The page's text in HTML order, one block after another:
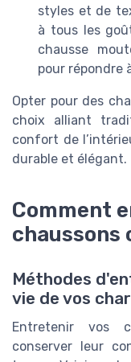
styles et de
à tous les
chausse
pour répondre
Opter pour des
choix alliant
confort de
durable et élégant.
Comment
chaussons
Méthodes
vie de vos
Entretenir vos
conserver leur